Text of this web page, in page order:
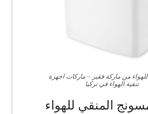
للهواء من ماركة فقير – ماركات اجهزة
تنقية الهواء في تركيا
المنقي للهواء